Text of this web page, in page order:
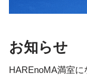
お知らせ
HAREnoMA満室に